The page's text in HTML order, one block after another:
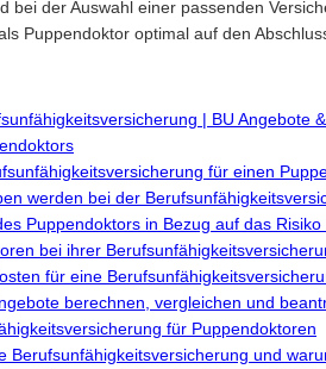
bei der Auswahl einer passenden
Puppendoktor optimal auf den
| BU Angebote
für einen
werden bei der
Puppendoktors in Bezug auf das
bei ihrer
für eine
berechnen, vergleichen und
für Puppendoktoren
Berufsunfähigkeitsversicherung und